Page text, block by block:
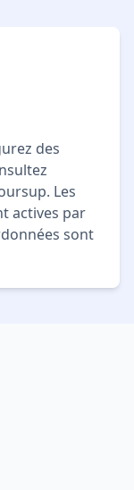
des
Les
actives par
sont